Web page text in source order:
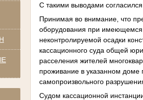
С такими выводами
Принимая во внимание, что
оборудования при имеющемся
неконтролируемой осадки
кассационного суда общей
расселения жителей
проживание в указанном доме
самопроизвольного
Судом кассационной